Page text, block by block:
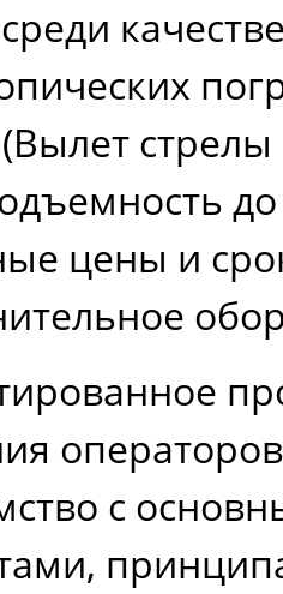
(Вылет
цены и
с